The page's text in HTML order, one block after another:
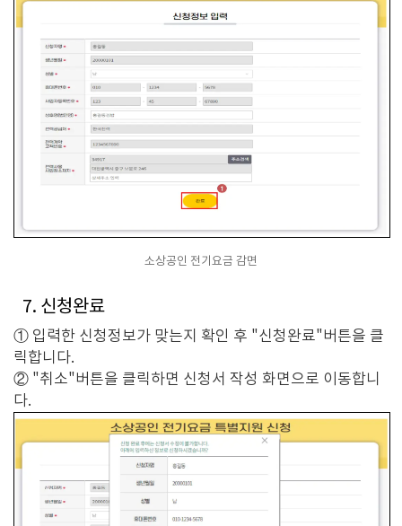
소상공인 전기요금 감면
7. 신청완료
① 입력한 신청정보가 맞는지 확인 후 "신청완료"버튼을 클
릭합니다.
② "취소"버튼을 클릭하면 신청서 작성 화면으로 이동합니
다.